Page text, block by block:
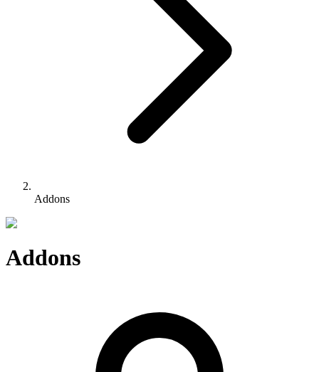
Addons
Addons